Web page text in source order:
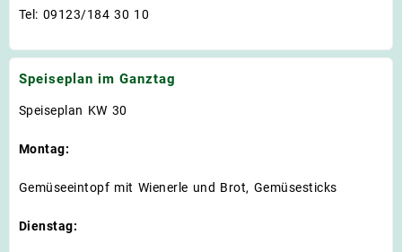
Tel: 09123/184 30 10
Speiseplan im Ganztag
Speiseplan KW 30
Montag:
Gemüseeintopf mit Wienerle und Brot, Gemüsesticks
Dienstag: